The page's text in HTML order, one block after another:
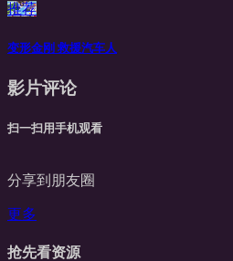
推荐
变形金刚 救援汽车人
影片评论
扫一扫用手机观看
分享到朋友圈
更多
抢先看资源